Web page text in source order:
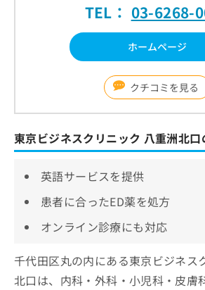
TEL： 03-6268-
ホームページ
クチコミを見る
東京ビジネスクリニック 八重洲北口
英語サービスを提供
患者に合ったED薬を処方
オンライン診療にも対応
千代田区丸の内にある東京ビジネス
北口は、内科・外科・小児科・皮膚